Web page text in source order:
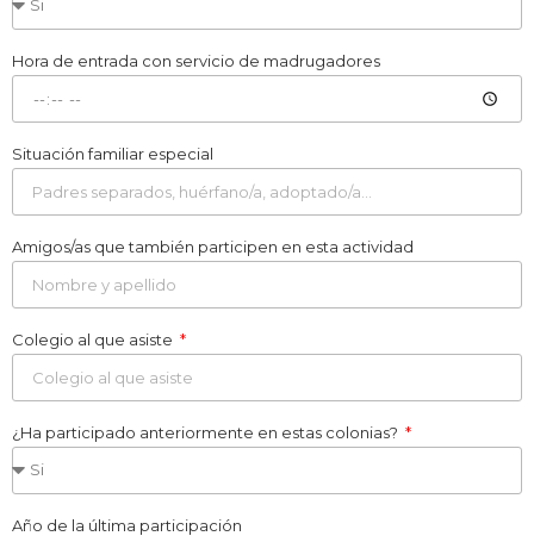
Hora de entrada con servicio de madrugadores
Situación familiar especial
Amigos/as que también participen en esta actividad
Colegio al que asiste
¿Ha participado anteriormente en estas colonias?
Año de la última participación